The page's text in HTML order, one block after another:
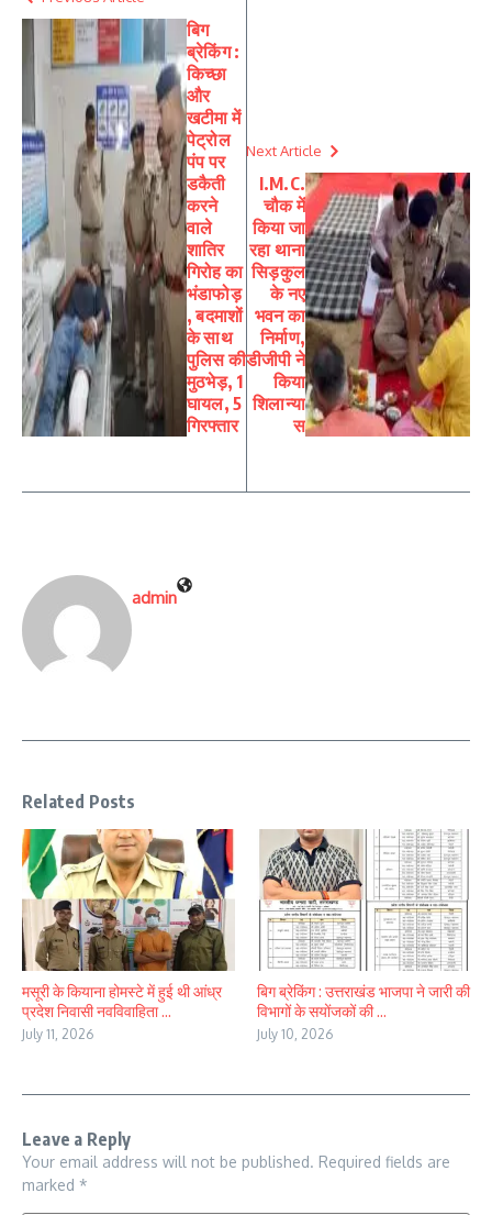
बिग
ब्रेकिंग :
किच्छा
और
खटीमा में
पेट्रोल
पंप पर
डकैती
करने
वाले
शातिर
गिरोह का
भंडाफोड़
, बदमाशों
के साथ
पुलिस की
मुठभेड़, 1
घायल, 5
गिरफ्तार
Next Article
I.M.C.
चौक में
किया जा
रहा थाना
सिड़कुल
के नए
भवन का
निर्माण,
डीजीपी ने
किया
शिलान्या
स
admin
Related Posts
मसूरी के कियाना होमस्टे में हुई थी आंध्र
प्रदेश निवासी नवविवाहिता ...
July 11, 2026
बिग ब्रेकिंग : उत्तराखंड भाजपा ने जारी की
विभागों के सयोंजकों की ...
July 10, 2026
Leave a Reply
Your email address will not be published. Required fields are
marked *